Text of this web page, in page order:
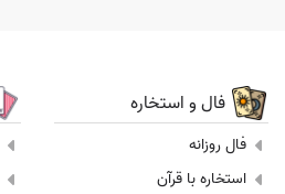
فال و استخاره
فال روزانه
استخاره با قرآن